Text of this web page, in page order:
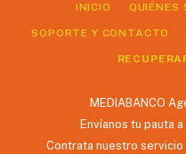
INICIO QUIÉNES
SOPORTE Y CONTACTO
MEDIABANCO
Envíanos tu pauta a
Contrata nuestro servicio